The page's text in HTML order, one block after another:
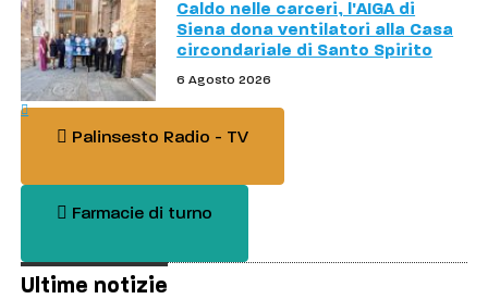
Caldo nelle carceri, l'AIGA di
Siena dona ventilatori alla Casa
circondariale di Santo Spirito
6 Agosto 2026
Palinsesto Radio - TV
Farmacie di turno
Ultime notizie